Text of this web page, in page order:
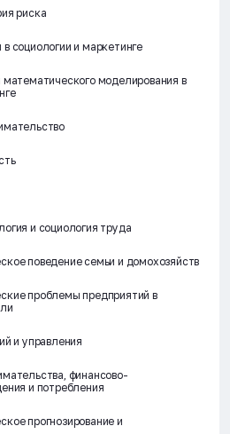
риска
социологии и маркетинге
моделирования в
и социология труда
поведение семьи и домохозяйств
проблемы предприятий в
и управления
финансово-
и потребления
прогнозирование и